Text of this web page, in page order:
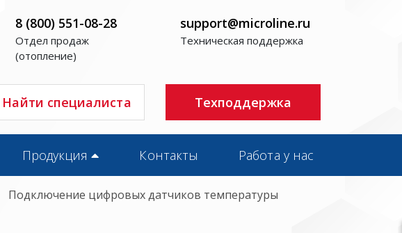
8 (800) 551-08-28
Отдел продаж
(отопление)
support@microline.ru
Техническая поддержка
Найти специалиста Техподдержка
Продукция Контакты Работа у нас
Подключение цифровых датчиков температуры